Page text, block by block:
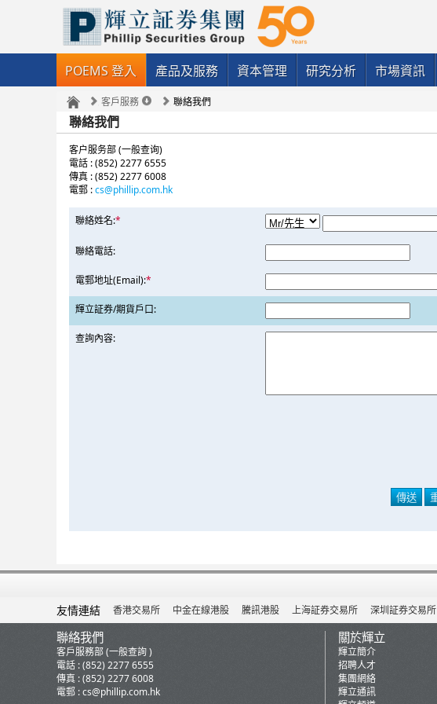
POEMS 登入 產品及服務 資本管理 研究分析 市場資訊
客戶服務 聯絡我們
聯絡我們
客户服务部 (一般查询)
電話 : (852) 2277 6555
傳真 : (852) 2277 6008
電郵 :cs@phillip.com.hk
聯絡姓名:*
聯絡電話:
電郵地址(Email):*
輝立証券/期貨戶口:
查詢內容:
友情連結 香港交易所 中金在線港股 騰訊港股 上海証券交易所 深圳証券交易所
聯絡我們
客戶服務部 (一般查詢 )
電話 : (852) 2277 6555
傳真 : (852) 2277 6008
電郵 :cs@phillip.com.hk
關於輝立
輝立簡介
招聘人才
集團網絡
輝立通訊